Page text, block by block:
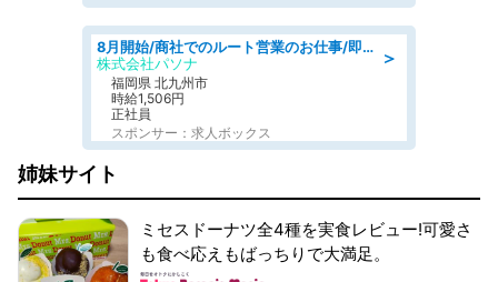
＞
8月開始/商社でのルート営業のお仕事/即日勤務可/車通勤可/営業
株式会社パソナ
福岡県 北九州市
時給1,506円
正社員
スポンサー：求人ボックス
姉妹サイト
ミセスドーナツ全4種を実食レビュー!可愛さ
も食べ応えもばっちりで大満足。